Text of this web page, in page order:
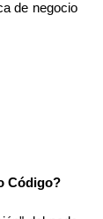
de negocio
Código?